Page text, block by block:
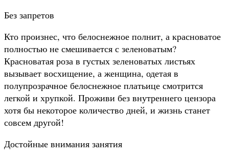
Без запретов
Кто произнес, что белоснежное полнит, а красноватое
полностью не смешивается с зеленоватым?
Красноватая роза в густых зеленоватых листьях
вызывает восхищение, а женщина, одетая в
полупрозрачное белоснежное платьице смотрится
легкой и хрупкой. Проживи без внутреннего цензора
хотя бы некоторое количество дней, и жизнь станет
совсем другой!
Достойные внимания занятия